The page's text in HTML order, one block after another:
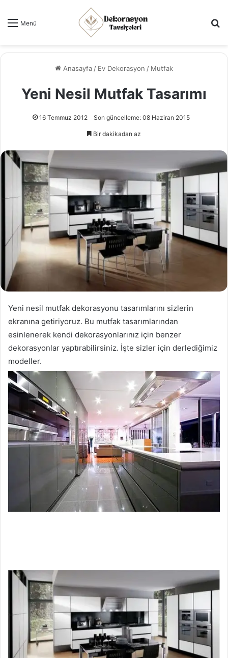
Menü
Anasayfa / Ev Dekorasyon / Mutfak
Yeni Nesil Mutfak Tasarımı
16 Temmuz 2012 Son güncelleme: 08 Haziran 2015
Bir dakikadan az
Yeni nesil mutfak dekorasyonu tasarımlarını sizlerin
ekranına getiriyoruz. Bu mutfak tasarımlarından
esinlenerek kendi dekorasyonlarınız için benzer
dekorasyonlar yaptırabilirsiniz. İşte sizler için derlediğimiz
modeller.